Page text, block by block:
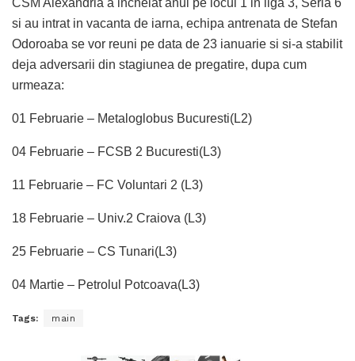
si au intrat in vacanta de iarna, echipa antrenata de Stefan
Odoroaba se vor reuni pe data de 23 ianuarie si si-a stabilit
deja adversarii din stagiunea de pregatire, dupa cum
urmeaza:
01 Februarie – Metaloglobus Bucuresti(L2)
04 Februarie – FCSB 2 Bucuresti(L3)
11 Februarie – FC Voluntari 2 (L3)
18 Februarie – Univ.2 Craiova (L3)
25 Februarie – CS Tunari(L3)
04 Martie – Petrolul Potcoava(L3)
Tags: main